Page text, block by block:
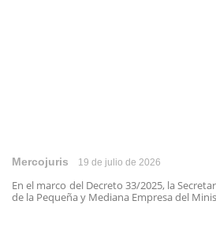
Mercojuris 19 de julio de 2026
En el marco del Decreto 33/2025, la
de la Pequeña y Mediana Empresa del